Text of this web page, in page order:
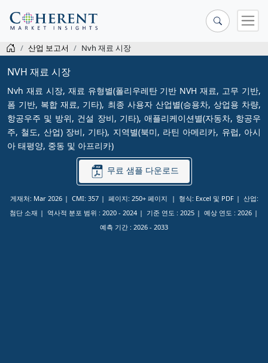
산업 보고서 Nvh 재료 시장
NVH 재료 시장
Nvh 재료 시장, 재료 유형별(폴리우레탄 기반 NVH 재료, 고무 기반,
폼 기반, 복합 재료, 기타), 최종 사용자 산업별(승용차, 상업용 차량,
항공우주 및 방위, 건설 장비, 기타), 애플리케이션별(자동차, 항공우
주, 철도, 산업) 장비, 기타), 지역별(북미, 라틴 아메리카, 유럽, 아시
아 태평양, 중동 및 아프리카)
무료 샘플 다운로드
게재처: Mar 2026 CMI: 357 페이지: 250+ 페이지 형식: Excel 및 PDF
산업:
첨단 소재
역사적 분포 범위 : 2020 - 2024 기준 연도 : 2025 예상 연도 : 2026
예측 기간 : 2026 - 2033